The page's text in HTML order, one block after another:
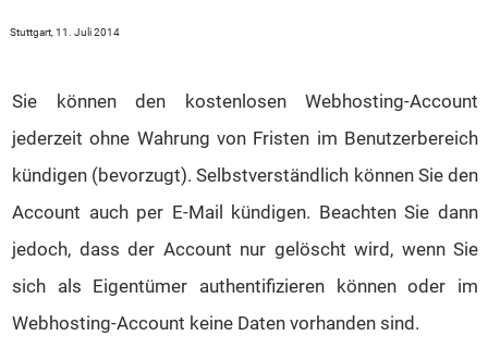
Stuttgart, 11. Juli 2014
Sie können den kostenlosen Webhosting-Account
jederzeit ohne Wahrung von Fristen im Benutzerbereich
kündigen (bevorzugt). Selbstverständlich können Sie den
Account auch per E-Mail kündigen. Beachten Sie dann
jedoch, dass der Account nur gelöscht wird, wenn Sie
sich als Eigentümer authentifizieren können oder im
Webhosting-Account keine Daten vorhanden sind.